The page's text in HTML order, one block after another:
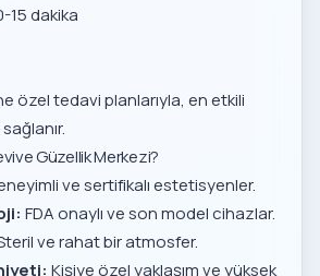
15 dakika
özel tedavi planlarıyla, en etkili
Güzellik Merkezi?
ve sertifikalı estetisyenler.
FDA onaylı ve son model cihazlar.
ve rahat bir atmosfer.
Kişiye özel yaklaşım ve yüksek